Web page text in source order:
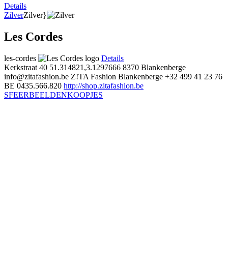
Details
ZilverZilver}
Les Cordes
les-cordes
Details
Kerkstraat 40 51.314821,3.1297666 8370 Blankenberge
info@zitafashion.be Z!TA Fashion Blankenberge +32 499 41 23 76
BE 0435.566.820 http://shop.zitafashion.be
SFEERBEELDENKOOPJES